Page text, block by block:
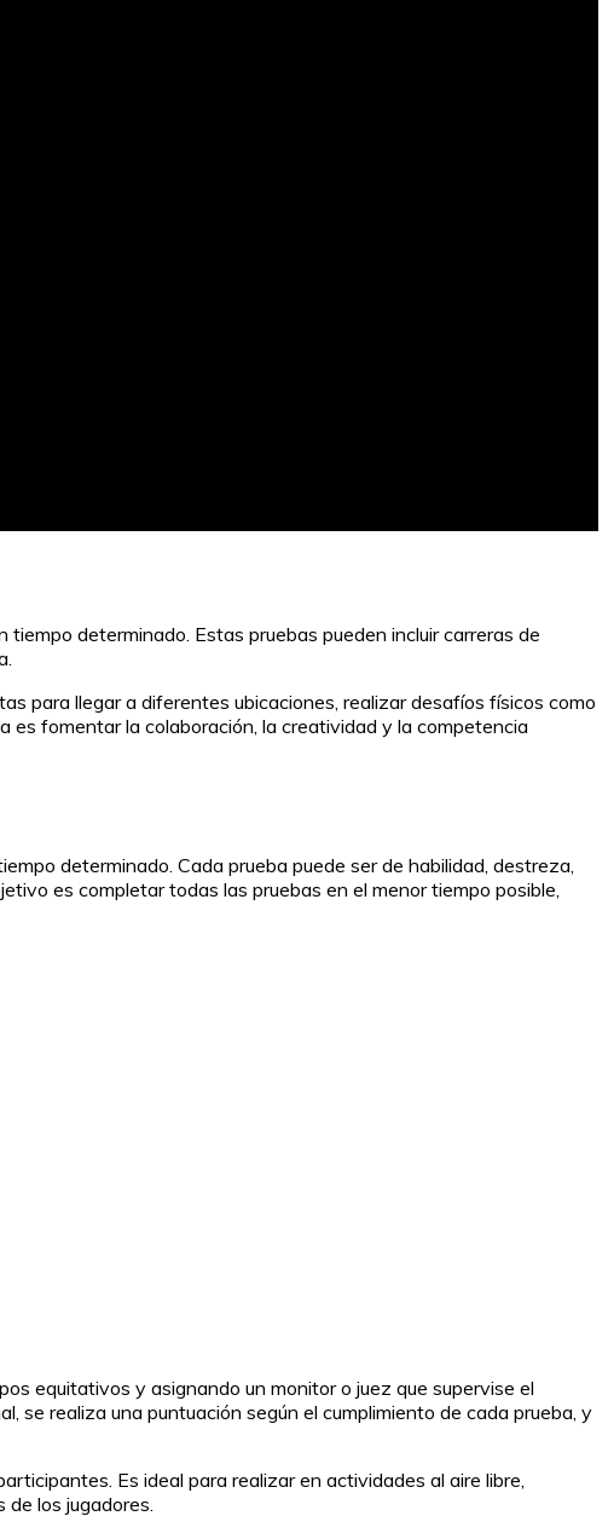
determinado. Estas pruebas pueden incluir carreras de
para llegar a diferentes ubicaciones, realizar desafíos físicos como
es fomentar la colaboración, la creatividad y la competencia
determinado. Cada prueba puede ser de habilidad, destreza,
es completar todas las pruebas en el menor tiempo posible,
equitativos y asignando un monitor o juez que supervise el
se realiza una puntuación según el cumplimiento de cada prueba, y
Es ideal para realizar en actividades al aire libre,
los jugadores.